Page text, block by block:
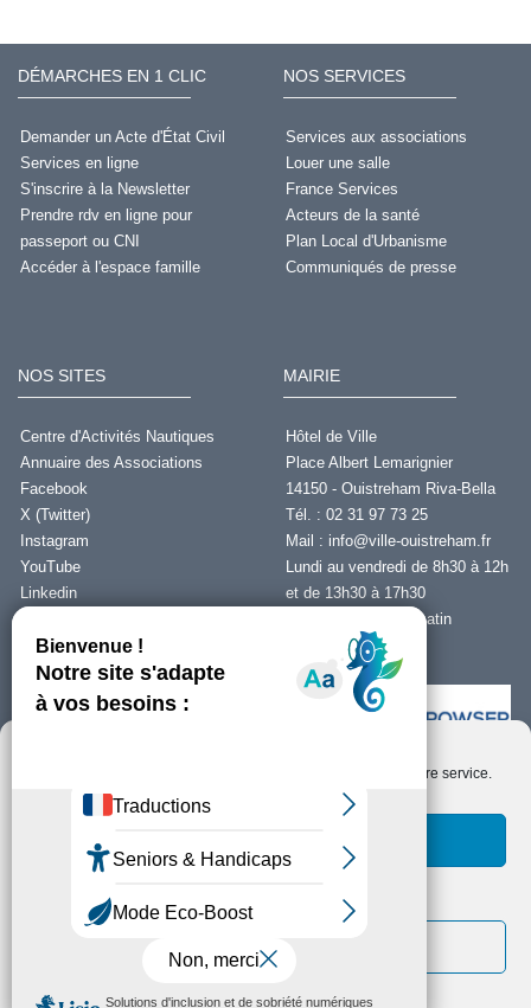
Nous utilisons des cookies pour optimiser notre site web et notre service.
Voir les préférences
Politique de cookies Déclaration de confidentialité
DÉMARCHES EN 1 CLIC
Demander un Acte d'État Civil
Services en ligne
S'inscrire à la Newsletter
Prendre rdv en ligne pour
passeport ou CNI
Accéder à l'espace famille
NOS SERVICES
Services aux associations
Louer une salle
France Services
Acteurs de la santé
Plan Local d'Urbanisme
Communiqués de presse
NOS SITES
Centre d'Activités Nautiques
Annuaire des Associations
Facebook
X (Twitter)
Instagram
YouTube
Linkedin
MAIRIE
Hôtel de Ville
Place Albert Lemarignier
14150 - Ouistreham Riva-Bella
Tél. : 02 31 97 73 25
Mail : info@ville-ouistreham.fr
Lundi au vendredi de 8h30 à 12h
et de 13h30 à 17h30
Fermeture le jeudi matin
Nous contacter
Installer Ability Browser
Qu’est ce que Ability Browser ?
Copyright © Ouistreham Riva-Bella - 2026 -
la vie privée/RGPD -
Plan du Site